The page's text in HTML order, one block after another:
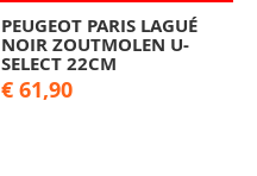
PEUGEOT PARIS LAGUÉ
NOIR ZOUTMOLEN U-
SELECT 22CM
€ 61,90